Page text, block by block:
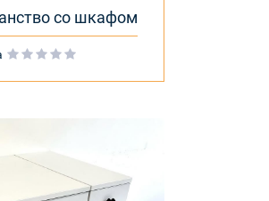
со шкафом